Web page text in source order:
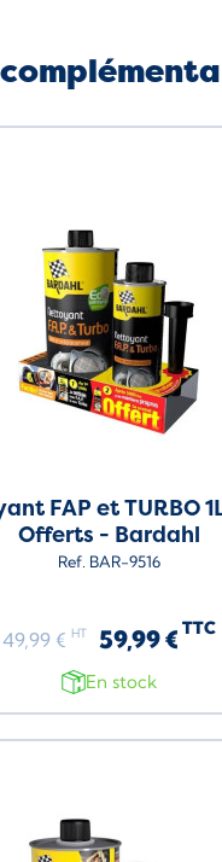
FAP et TURBO
Offerts - Bardahl
Ref. BAR-9516
49,99 € HT 59,99 € TTC
En stock